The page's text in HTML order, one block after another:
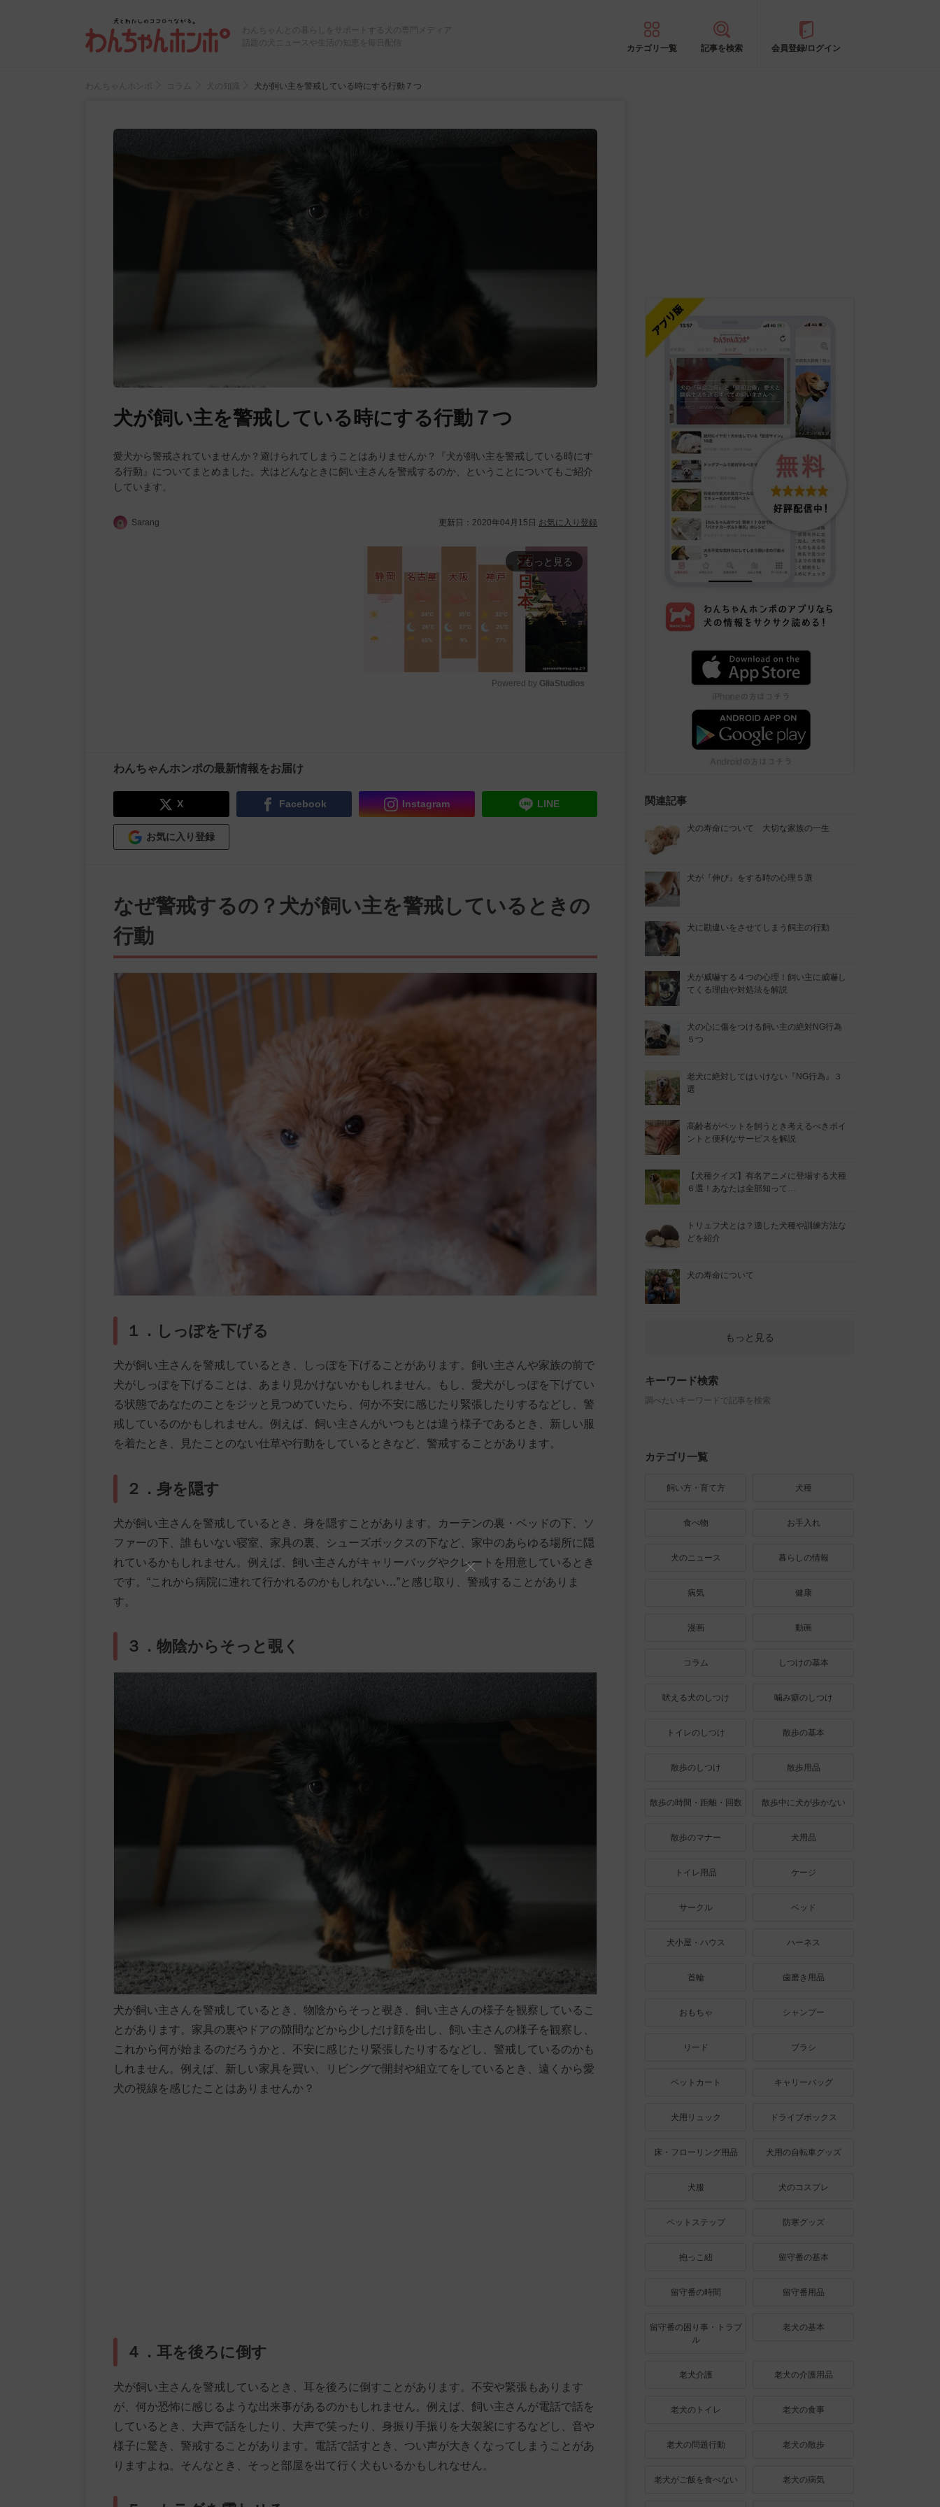
わんちゃんとの暮らしをサポートする犬の専門メディア
話題の犬ニュースや生活の知恵を毎日配信
カテゴリ一覧 記事を検索 会員登録/ログイン
わんちゃんホンポ コラム 犬の知識 犬が飼い主を警戒している時にする行動７つ
犬が飼い主を警戒している時にする行動７つ
愛犬から警戒されていませんか？避けられてしまうことはありませんか？『犬が飼い主を警戒している時にす
る行動』についてまとめました。犬はどんなときに飼い主さんを警戒するのか、ということについてもご紹介
しています。
Sarang 更新日： 2020年04月15日 お気に入り登録
arrow_forward_ios もっと見る
Powered by GliaStudios
わんちゃんホンポの最新情報をお届け
X Facebook Instagram LINE
お気に入り登録
なぜ警戒するの？犬が飼い主を警戒しているときの
行動
１．しっぽを下げる
犬が飼い主さんを警戒しているとき、しっぽを下げることがあります。飼い主さんや家族の前で
犬がしっぽを下げることは、あまり見かけないかもしれません。もし、愛犬がしっぽを下げてい
る状態であなたのことをジッと見つめていたら、何か不安に感じたり緊張したりするなどし、警
戒しているのかもしれません。例えば、飼い主さんがいつもとは違う様子であるとき、新しい服
を着たとき、見たことのない仕草や行動をしているときなど、警戒することがあります。
２．身を隠す
犬が飼い主さんを警戒しているとき、身を隠すことがあります。カーテンの裏・ベッドの下、ソ
ファーの下、誰もいない寝室、家具の裏、シューズボックスの下など、家中のあらゆる場所に隠
れているかもしれません。例えば、飼い主さんがキャリーバッグやクレートを用意しているとき
です。“これから病院に連れて行かれるのかもしれない…”と感じ取り、警戒することがありま
す。
３．物陰からそっと覗く
犬が飼い主さんを警戒しているとき、物陰からそっと覗き、飼い主さんの様子を観察しているこ
とがあります。家具の裏やドアの隙間などから少しだけ顔を出し、飼い主さんの様子を観察し、
これから何が始まるのだろうかと、不安に感じたり緊張したりするなどし、警戒しているのかも
しれません。例えば、新しい家具を買い、リビングで開封や組立てをしているとき、遠くから愛
犬の視線を感じたことはありませんか？
４．耳を後ろに倒す
犬が飼い主さんを警戒しているとき、耳を後ろに倒すことがあります。不安や緊張もあります
が、何か恐怖に感じるような出来事があるのかもしれません。例えば、飼い主さんが電話で話を
しているとき、大声で話をしたり、大声で笑ったり、身振り手振りを大袈裟にするなどし、音や
様子に驚き、警戒することがあります。電話で話すとき、つい声が大きくなってしまうことがあ
りますよね。そんなとき、そっと部屋を出て行く犬もいるかもしれなせん。
関連記事
犬の寿命について 大切な家族の一生
犬が『伸び』をする時の心理５選
犬に勘違いをさせてしまう飼主の行動
犬が威嚇する４つの心理！飼い主に威嚇し
てくる理由や対処法を解説
犬の心に傷をつける飼い主の絶対NG行為
５つ
老犬に絶対してはいけない『NG行為』３
選
高齢者がペットを飼うとき考えるべきポイ
ントと便利なサービスを解説
【犬種クイズ】有名アニメに登場する犬種
６選！あなたは全部知って…
トリュフ犬とは？適した犬種や訓練方法な
どを紹介
犬の寿命について
もっと見る
キーワード検索
調べたいキーワードで記事を検索
カテゴリ一覧
飼い方・育て方 犬種
食べ物 お手入れ
犬のニュース 暮らしの情報
病気 健康
漫画 動画
コラム しつけの基本
吠える犬のしつけ 噛み癖のしつけ
トイレのしつけ 散歩の基本
散歩のしつけ 散歩用品
散歩の時間・距離・回数 散歩中に犬が歩かない
散歩のマナー 犬用品
トイレ用品 ケージ
サークル ベッド
犬小屋・ハウス ハーネス
首輪 歯磨き用品
おもちゃ シャンプー
リード ブラシ
ペットカート キャリーバッグ
犬用リュック ドライブボックス
床・フローリング用品 犬用の自転車グッズ
犬服 犬のコスプレ
ペットステップ 防寒グッズ
抱っこ紐 留守番の基本
留守番の時間 留守番用品
留守番の困り事・トラブ
ル
老犬の基本
老犬介護 老犬の介護用品
老犬のトイレ 老犬の食事
老犬の問題行動 老犬の散歩
老犬がご飯を食べない 老犬の病気